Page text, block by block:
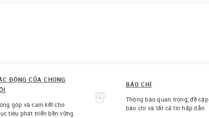
ĐỘNG CỦA CHÚNG
góp và cam kết cho
tiêu phát triển bền vững
BÁO CHÍ
Thông báo quan trọng, đề cập
báo chí và tất cả tin hấp dẫn